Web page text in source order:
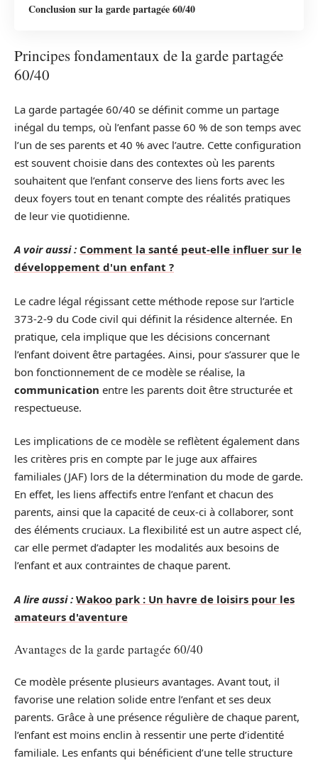
Conclusion sur la garde partagée 60/40
Principes fondamentaux de la garde partagée
60/40
La garde partagée 60/40 se définit comme un partage
inégal du temps, où l’enfant passe 60 % de son temps avec
l’un de ses parents et 40 % avec l’autre. Cette configuration
est souvent choisie dans des contextes où les parents
souhaitent que l’enfant conserve des liens forts avec les
deux foyers tout en tenant compte des réalités pratiques
de leur vie quotidienne.
A voir aussi : Comment la santé peut-elle influer sur le
développement d'un enfant ?
Le cadre légal régissant cette méthode repose sur l’article
373-2-9 du Code civil qui définit la résidence alternée. En
pratique, cela implique que les décisions concernant
l’enfant doivent être partagées. Ainsi, pour s’assurer que le
bon fonctionnement de ce modèle se réalise, la
communication entre les parents doit être structurée et
respectueuse.
Les implications de ce modèle se reflètent également dans
les critères pris en compte par le juge aux affaires
familiales (JAF) lors de la détermination du mode de garde.
En effet, les liens affectifs entre l’enfant et chacun des
parents, ainsi que la capacité de ceux-ci à collaborer, sont
des éléments cruciaux. La flexibilité est un autre aspect clé,
car elle permet d’adapter les modalités aux besoins de
l’enfant et aux contraintes de chaque parent.
A lire aussi : Wakoo park : Un havre de loisirs pour les
amateurs d'aventure
Avantages de la garde partagée 60/40
Ce modèle présente plusieurs avantages. Avant tout, il
favorise une relation solide entre l’enfant et ses deux
parents. Grâce à une présence régulière de chaque parent,
l’enfant est moins enclin à ressentir une perte d’identité
familiale. Les enfants qui bénéficient d’une telle structure